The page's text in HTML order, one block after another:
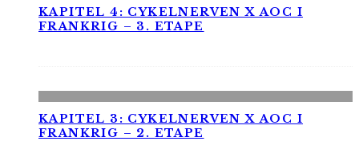
KAPITEL 4: CYKELNERVEN X AOC I
FRANKRIG – 3. ETAPE
KAPITEL 3: CYKELNERVEN X AOC I
FRANKRIG – 2. ETAPE